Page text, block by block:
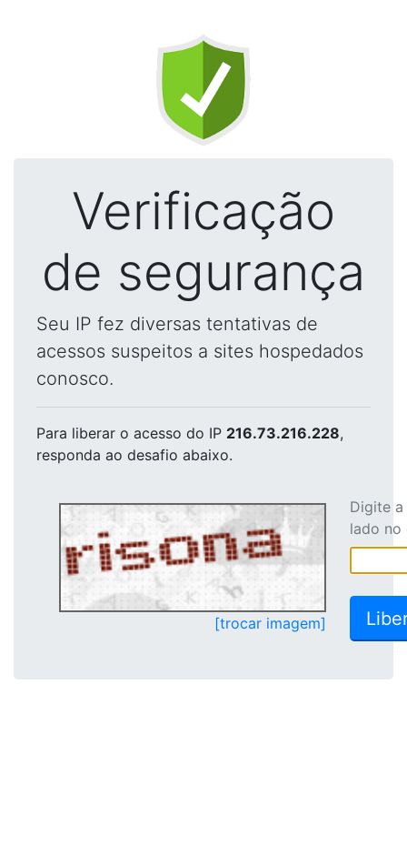
Verificação
de segurança
Seu IP fez diversas tentativas de
acessos suspeitos a sites hospedados
conosco.
Para liberar o acesso do IP 216.73.216.228,
responda ao desafio abaixo.
[trocar imagem]
Digite
lado no